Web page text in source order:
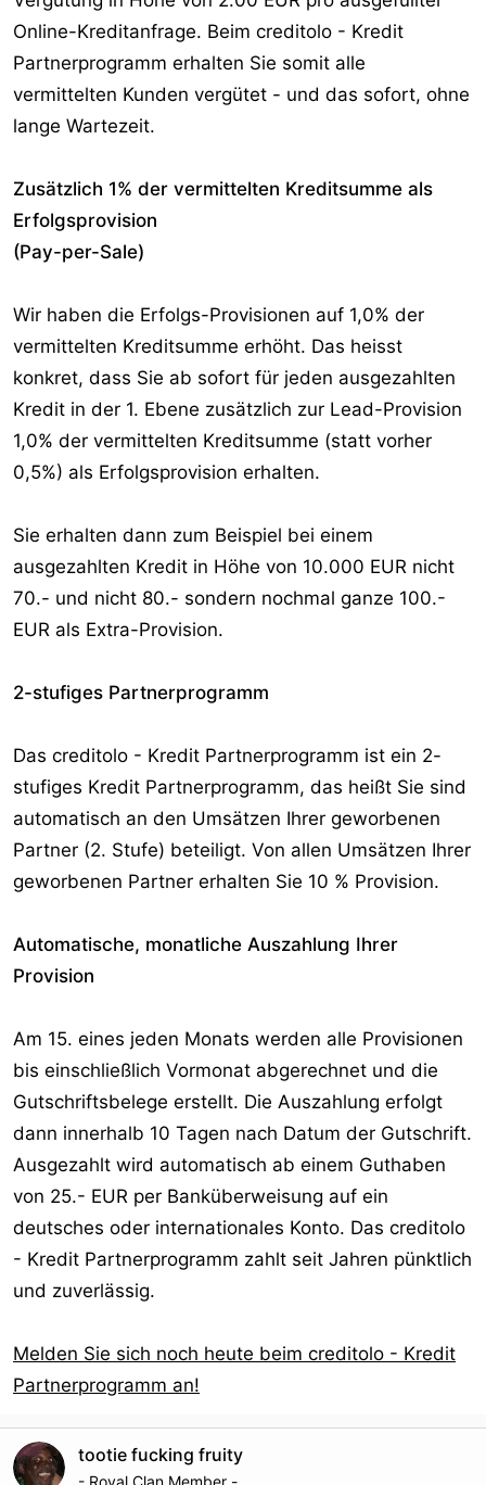
Online-Kreditanfrage. Beim creditolo - Kredit
Partnerprogramm erhalten Sie somit alle
vermittelten Kunden vergütet - und das sofort, ohne
lange Wartezeit.
Zusätzlich 1% der vermittelten Kreditsumme als
Erfolgsprovision
(Pay-per-Sale)
Wir haben die Erfolgs-Provisionen auf 1,0% der
vermittelten Kreditsumme erhöht. Das heisst
konkret, dass Sie ab sofort für jeden ausgezahlten
Kredit in der 1. Ebene zusätzlich zur Lead-Provision
1,0% der vermittelten Kreditsumme (statt vorher
0,5%) als Erfolgsprovision erhalten.
Sie erhalten dann zum Beispiel bei einem
ausgezahlten Kredit in Höhe von 10.000 EUR nicht
70.- und nicht 80.- sondern nochmal ganze 100.-
EUR als Extra-Provision.
2-stufiges Partnerprogramm
Das creditolo - Kredit Partnerprogramm ist ein 2-
stufiges Kredit Partnerprogramm, das heißt Sie sind
automatisch an den Umsätzen Ihrer geworbenen
Partner (2. Stufe) beteiligt. Von allen Umsätzen Ihrer
geworbenen Partner erhalten Sie 10 % Provision.
Automatische, monatliche Auszahlung Ihrer
Provision
Am 15. eines jeden Monats werden alle Provisionen
bis einschließlich Vormonat abgerechnet und die
Gutschriftsbelege erstellt. Die Auszahlung erfolgt
dann innerhalb 10 Tagen nach Datum der Gutschrift.
Ausgezahlt wird automatisch ab einem Guthaben
von 25.- EUR per Banküberweisung auf ein
deutsches oder internationales Konto. Das creditolo
- Kredit Partnerprogramm zahlt seit Jahren pünktlich
und zuverlässig.
Melden Sie sich noch heute beim creditolo - Kredit
Partnerprogramm an!
tootie fucking fruity
- Royal Clan Member -